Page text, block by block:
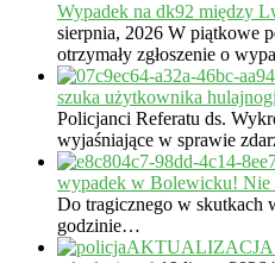
Wypadek na dk92 między
sierpnia, 2026 W piątkowe
otrzymały zgłoszenie o
szuka użytkownika
Policjanci Referatu ds.
wyjaśniające w sprawie
wypadek w Bolewicku! Nie
Do tragicznego w skutkach
godzinie…
AKTUALIZACJA: